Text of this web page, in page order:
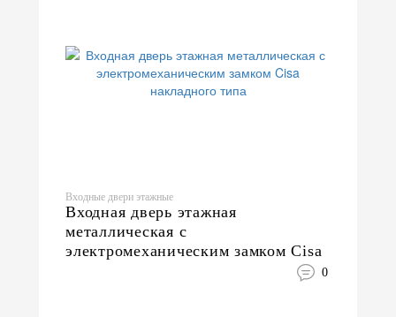
Входные двери этажные
Входная дверь этажная
металлическая с
электромеханическим замком Cisa
0